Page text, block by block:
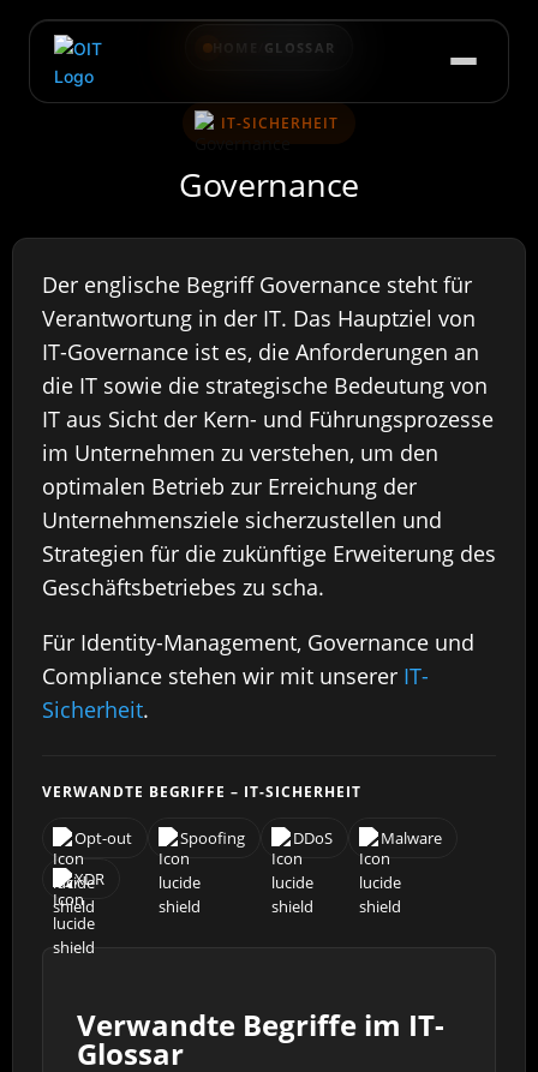
GLOSSAR
IT-SICHERHEIT
Governance
Der englische Begriff Governance steht für
Verantwortung in der IT. Das Hauptziel von
IT-Governance ist es, die Anforderungen an
die IT sowie die strategische Bedeutung von
IT aus Sicht der Kern- und Führungsprozesse
im Unternehmen zu verstehen, um den
optimalen Betrieb zur Erreichung der
Unternehmensziele sicherzustellen und
Strategien für die zukünftige Erweiterung des
Geschäftsbetriebes zu scha.
Für Identity-Management, Governance und
Compliance stehen wir mit unserer IT-
Sicherheit.
VERWANDTE BEGRIFFE – IT-SICHERHEIT
Opt-out Spoofing DDoS
Malware
XDR
Verwandte Begriffe im IT-
Glossar